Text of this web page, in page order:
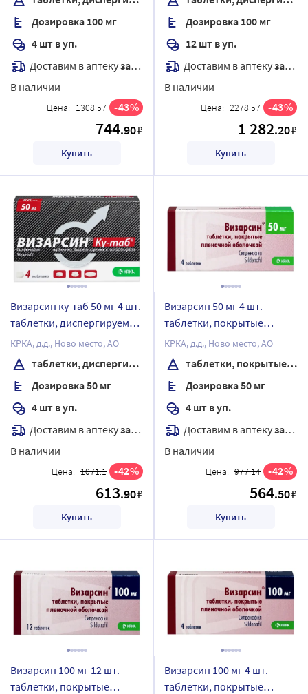
Дозировка 100 мг
4 шт в уп.
Доставим в аптекузавтра
В наличии
Цена: 1308.57 43
744.90₽
Купить
Дозировка 100 мг
12 шт в уп.
Доставим в аптекузавтра
В наличии
Цена: 2278.57 43
1 282.20₽
Купить
Визарсин ку-таб 50 мг 4 шт.
таблетки, диспергируемые
в полости рта
КРКА, д.д., Ново место, АО
таблетки, диспергируемые в полости рта
Дозировка 50 мг
4 шт в уп.
Доставим в аптекузавтра
В наличии
Цена: 1071.1 42
613.90₽
Купить
Визарсин 50 мг 4 шт.
таблетки, покрытые
пленочной оболочкой
КРКА, д.д., Ново место, АО
таблетки, покрытые пленочной оболочкой
Дозировка 50 мг
4 шт в уп.
Доставим в аптекузавтра
В наличии
Цена: 977.14 42
564.50₽
Купить
Визарсин 100 мг 12 шт.
таблетки, покрытые
Визарсин 100 мг 4 шт.
таблетки, покрытые